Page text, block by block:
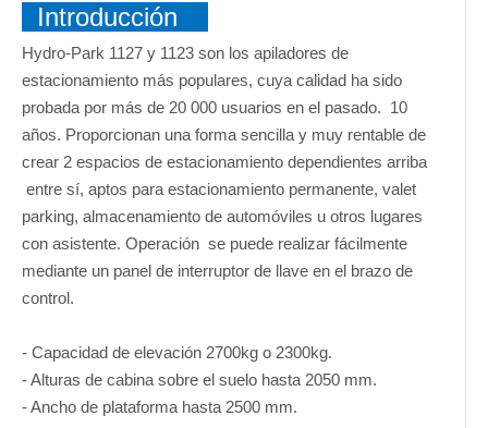
Introducción
Hydro-Park 1127 y 1123 son los apiladores de
estacionamiento más populares, cuya calidad ha sido
probada por más de 20 000 usuarios en el pasado. 10
años. Proporcionan una forma sencilla y muy rentable de
crear 2 espacios de estacionamiento dependientes arriba
entre sí, aptos para estacionamiento permanente, valet
parking, almacenamiento de automóviles u otros lugares
con asistente. Operación se puede realizar fácilmente
mediante un panel de interruptor de llave en el brazo de
control.
- Capacidad de elevación 2700kg o 2300kg.
- Alturas de cabina sobre el suelo hasta 2050 mm.
- Ancho de plataforma hasta 2500 mm.